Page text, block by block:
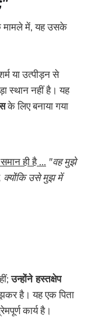
मामले में, यह उसके
या उत्पीड़न से
स्थान नहीं है। यह
के लिए बनाया गया
ही है ... "वह मुझे
क्योंकि उसे मुझ में
उन्होंने हस्तक्षेप
है। यह एक पिता
कार्य है।